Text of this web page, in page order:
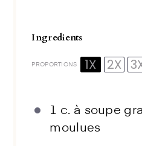
Ingredients
PROPORTIONS 1X 2X
1 c. à soupe
moulues